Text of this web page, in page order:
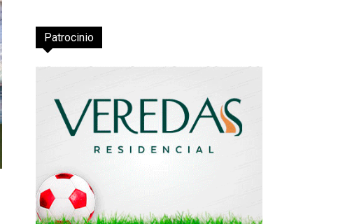
Patrocinio